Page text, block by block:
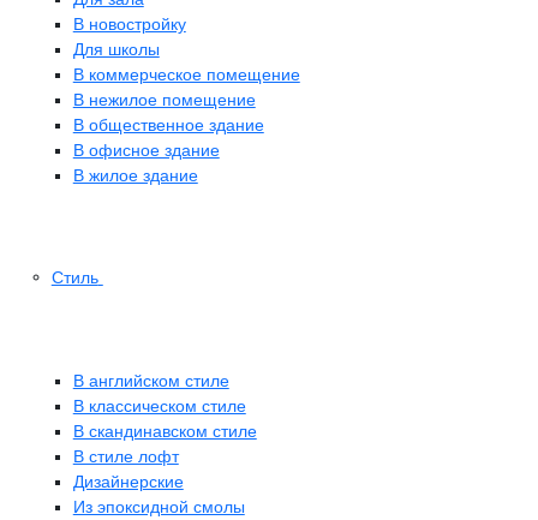
В новостройку
Для школы
В коммерческое помещение
В нежилое помещение
В общественное здание
В офисное здание
В жилое здание
Стиль
В английском стиле
В классическом стиле
В скандинавском стиле
В стиле лофт
Дизайнерские
Из эпоксидной смолы